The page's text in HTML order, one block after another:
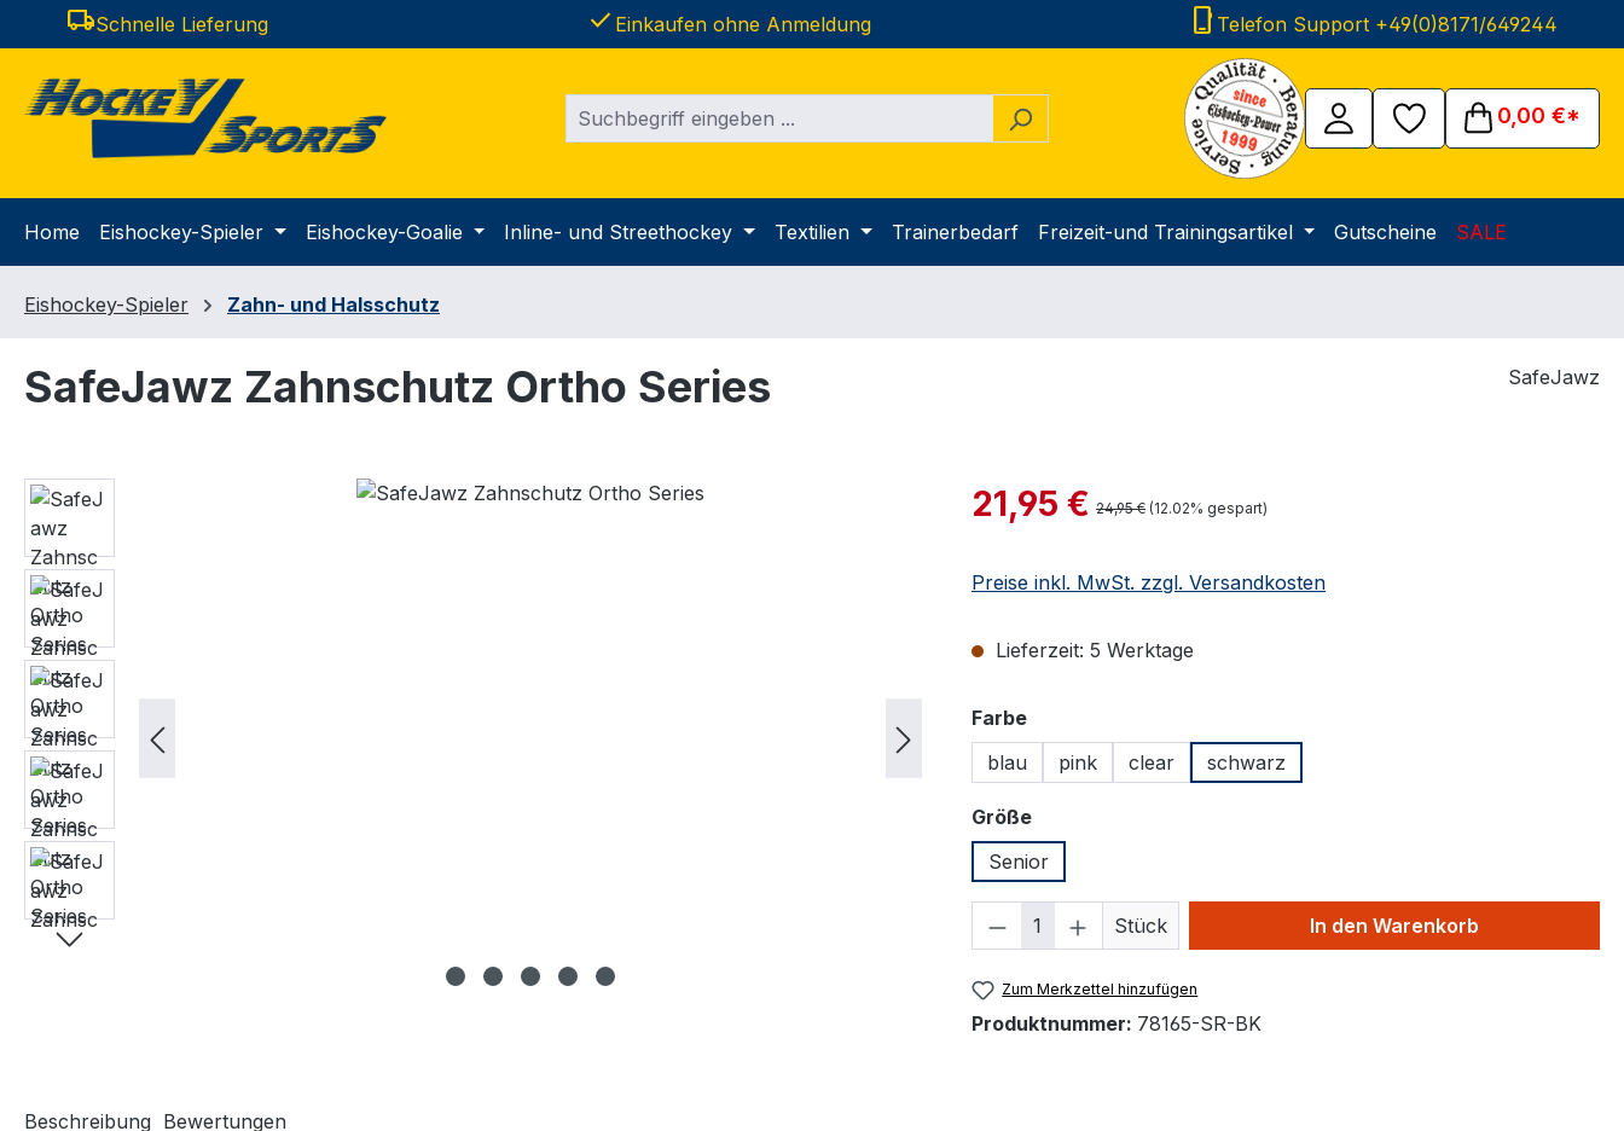
Hauptinhalt springen
Zur Suche springen
Zur Hauptnavigation springen
local_shippingSchnelle Lieferung done Einkaufen ohne Anmeldung phone_iphone Telefon Support +49(0)8171/649244
0,00 €*
Home Eishockey-Spieler Eishockey-Goalie Inline- und Streethockey Textilien Trainerbedarf Freizeit-und Trainingsartikel Gutscheine SALE
Eishockey-Spieler Zahn- und Halsschutz
SafeJawz Zahnschutz Ortho Series SafeJawz
Bildergalerie überspringen Verkaufspreis:
21,95 € Regulärer Preis:
24,95 € (12.02% gespart)
Preise inkl. MwSt. zzgl. Versandkosten
Lieferzeit: 5 Werktage
Farbeauswählen
blau
pink clear schwarz
Größeauswählen
Senior
Produkt Anzahl: Gib den gewünschten Wert
Stück In den Warenkorb
Zum Merkzettel hinzufügen
Produktnummer: 78165-SR-BK
Beschreibung Bewertungen